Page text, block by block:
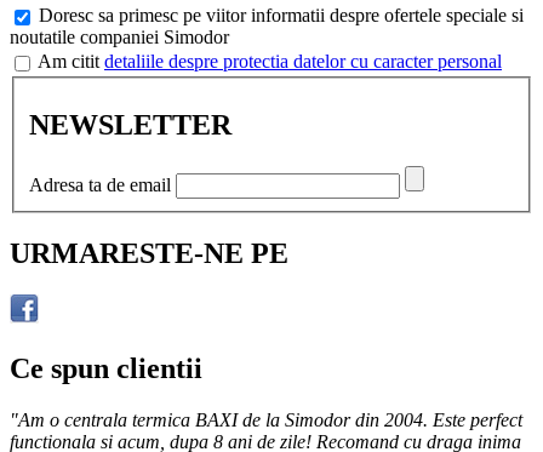
Doresc sa primesc pe viitor informatii despre ofertele speciale si
noutatile companiei Simodor
Am citit detaliile despre protectia datelor cu caracter personal
NEWSLETTER
Adresa ta de email
URMARESTE-NE PE
Ce spun clientii
"Am o centrala termica BAXI de la Simodor din 2004. Este perfect
functionala si acum, dupa 8 ani de zile! Recomand cu draga inima